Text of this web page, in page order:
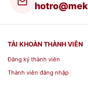
TÀI KHOÀN THÀNH VIÊN
Đăng ký thành viên
Thành viên đăng nhập